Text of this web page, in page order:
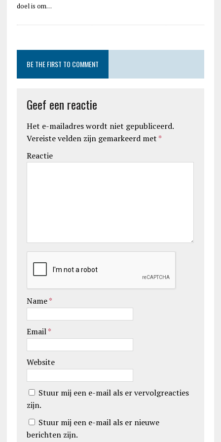
doel is om…
BE THE FIRST TO COMMENT
Geef een reactie
Het e-mailadres wordt niet gepubliceerd.
Vereiste velden zijn gemarkeerd met *
Reactie
Name*
Email*
Website
Stuur mij een e-mail als er vervolgreacties
zijn.
Stuur mij een e-mail als er nieuwe
berichten zijn.